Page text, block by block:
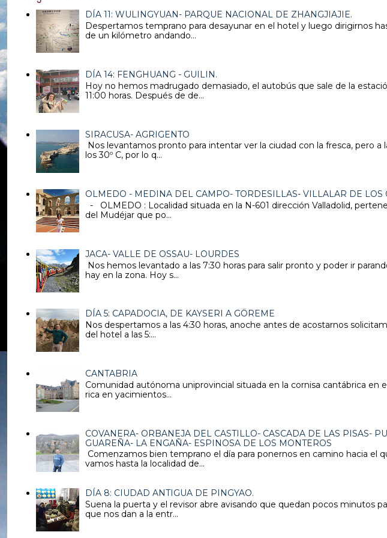
DÍA 11: WULINGYUAN- PARQUE NACIONAL DE ZHANGJIAJIE.
Despertamos temprano para desayunar en el hotel y luego dirigirnos
de un kilómetro andando...
DÍA 14: FENGHUANG - GUILIN.
Hoy no hemos madrugado demasiado, el autobús que sale de la
11:00 horas. Después de de...
SIRACUSA- AGRIGENTO
Nos levantamos pronto para intentar ver la ciudad con la fresca, pero
los 30º C, por lo q...
OLMEDO - MEDINA DEL CAMPO- TORDESILLAS- VILLALAR DE LOS
- OLMEDO : Localidad situada en la N-601 dirección Valladolid,
del Mudéjar que po...
JACA- VALLE DE OSSAU- LOURDES
Nos hemos levantado a las 7:30 horas para salir pronto y poder ir
hay en la zona. Hoy s...
DÍA 5: CAPADOCIA, DE KAYSERI A GÖREME
Nos despertamos a las 4:30 horas, anoche antes de acostarnos
del hotel a las 5:...
CANTABRIA
Comunidad autónoma uniprovincial situada en la cornisa cantábrica en
rica en yacimientos...
COVANERA- ORBANEJA DEL CASTILLO- CASCADA DE LAS PISAS-
GUAREÑA- LA ENGAÑA- ESPINOSA DE LOS MONTEROS
Comenzamos bien temprano el día para ponernos en camino hacia el
vamos hasta la localidad de...
DÍA 8: CIUDAD ANTIGUA DE PINGYAO.
Suena la puerta y el revisor abre avisando que quedan pocos minutos
que nos dan a la entr...